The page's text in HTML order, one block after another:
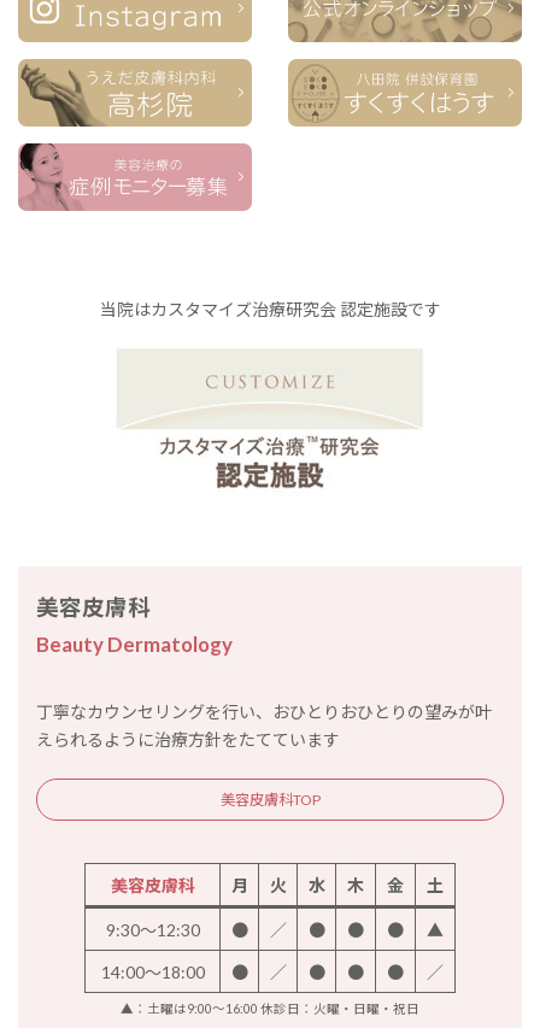
当院はカスタマイズ治療研究会 認定施設です
美容皮膚科
Beauty Dermatology
丁寧なカウンセリングを行い、おひとりおひとりの望みが叶
えられるように治療方針をたてています
美容皮膚科TOP
美容皮膚科 月 火 水 木 金 土
9:30～12:30 ● ／ ● ● ● ▲
14:00～18:00 ● ／ ● ● ● ／
▲：土曜は9:00～16:00 休診日：火曜・日曜・祝日